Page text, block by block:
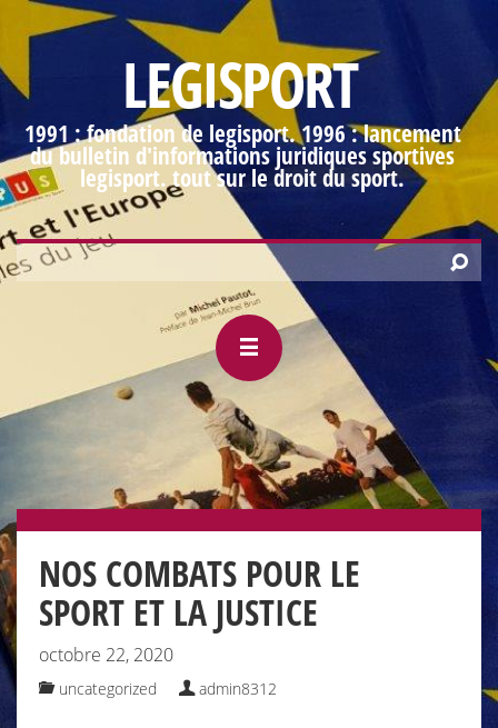
LEGISPORT
1991 : fondation de legisport. 1996 : lancement
du bulletin d'informations juridiques sportives
legisport. tout sur le droit du sport.
NOS COMBATS POUR LE
SPORT ET LA JUSTICE
octobre 22, 2020
uncategorized admin8312